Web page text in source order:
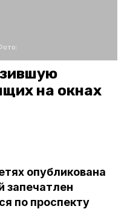
на окнах
опубликована
запечатлен
по проспекту